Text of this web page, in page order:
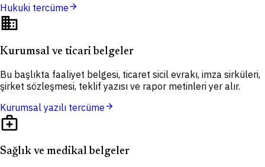
Hukuki tercümearrow_forward
domain
Kurumsal ve ticari belgeler
Bu başlıkta faaliyet belgesi, ticaret sicil evrakı, imza sirküleri,
şirket sözleşmesi, teklif yazısı ve rapor metinleri yer alır.
Kurumsal yazılı tercümearrow_forward
medical_services
Sağlık ve medikal belgeler